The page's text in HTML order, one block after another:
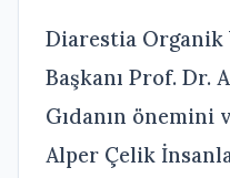
Diarestia
Başkanı Prof. Dr.
Gıdanın önemini
Alper Çelik